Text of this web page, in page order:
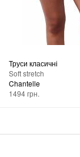
Труси класичні
Soft stretch
Chantelle
1494 грн.